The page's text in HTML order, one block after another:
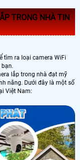
TRONG NHÀ TIN
tìm ra loại camera WiFi
lắp trong nhà đạt mỹ
năng. Dưới đây là một số
Việt Nam: